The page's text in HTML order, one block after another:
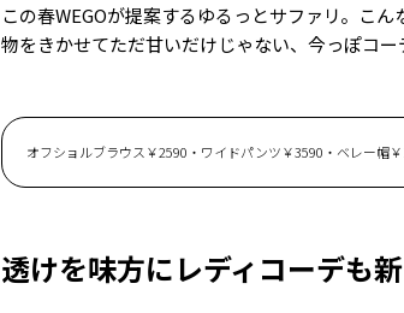
この春WEGOが提案するゆるっとサファリ。こ
物をきかせてただ甘いだけじゃない、今っぽコ
オフショルブラウス￥2590・ワイドパンツ￥3590・ベレー帽
透けを味方にレディコーデも